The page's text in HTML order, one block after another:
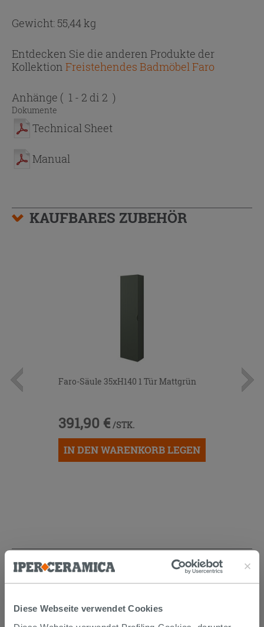
Diese Webseite verwendet Cookies
Gewicht: 55,44 kg
Entdecken Sie die anderen Produkte der
Kollektion Freistehendes Badmöbel Faro
Anhänge ( 1 - 2 di 2 )
Dokumente
Technical Sheet
Manual
KAUFBARES ZUBEHÖR
Faro-Säule 35xH140 1 Tür Mattgrün
391,90 € /STK.
IN DEN WARENKORB LEGEN
KUNDEN, DIE DIESEN ARTIKEL
GEKAUFT HABEN, KAUFTEN